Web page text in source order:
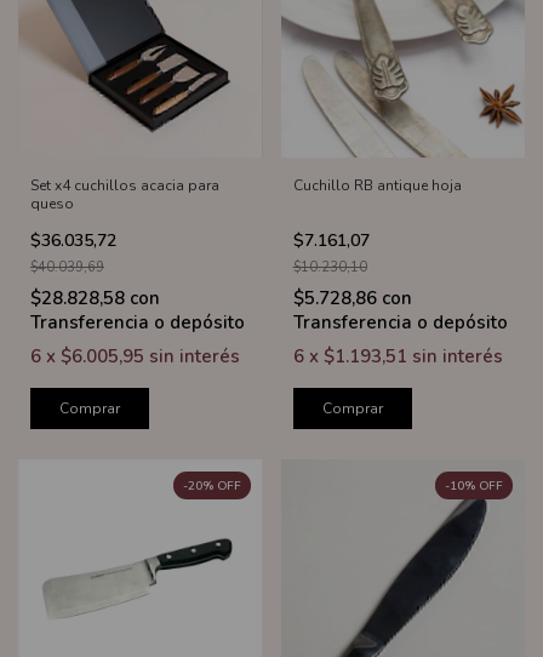
Set x4 cuchillos acacia para
queso
$36.035,72
$40.039,69
$28.828,58 con
Transferencia o depósito
6 x $6.005,95 sin interés
Comprar
Cuchillo RB antique hoja
$7.161,07
$10.230,10
$5.728,86 con
Transferencia o depósito
6 x $1.193,51 sin interés
Comprar
-20% OFF -10% OFF